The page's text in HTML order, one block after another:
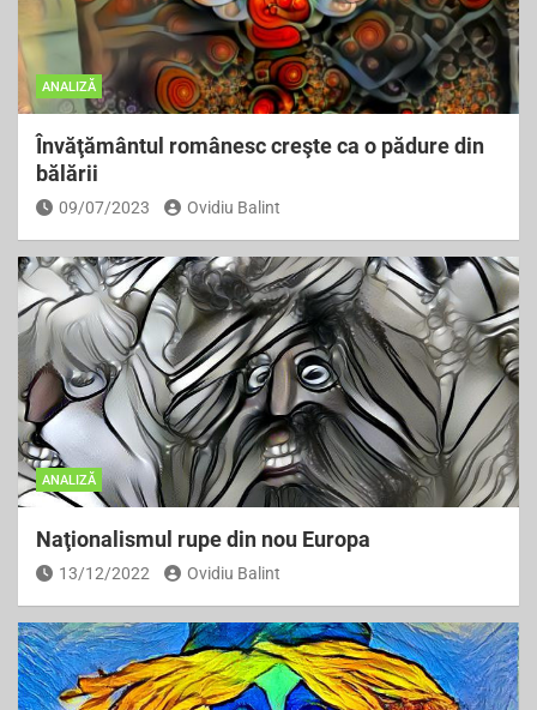
ANALIZĂ
Învăţământul românesc creşte ca o pădure din
bălării
09/07/2023 Ovidiu Balint
ANALIZĂ
Naţionalismul rupe din nou Europa
13/12/2022 Ovidiu Balint